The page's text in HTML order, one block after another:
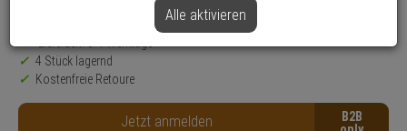
4 Stück lagernd
Kostenfreie Retoure
Jetzt anmelden B2B
Alle aktivieren